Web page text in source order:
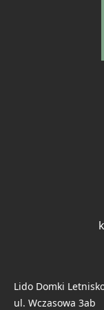
Lido Domki
ul. Wczasowa 3ab